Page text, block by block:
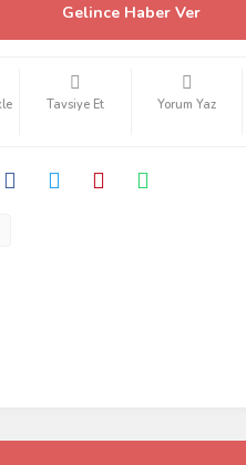
Gelince Haber Ver
Tavsiye Et Yorum Yaz